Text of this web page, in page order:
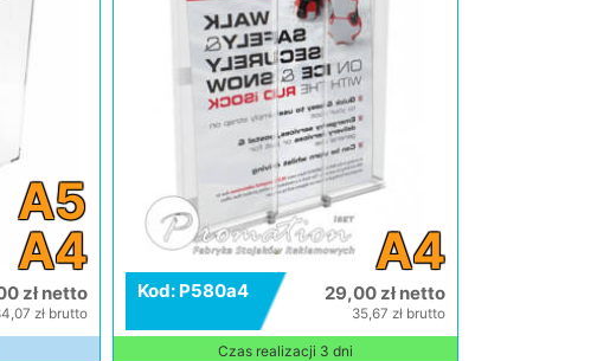
A5
A4
zł netto
zł brutto
A4
Kod: P580a4 29,00 zł netto
35,67 zł brutto
Czas realizacji 3 dni